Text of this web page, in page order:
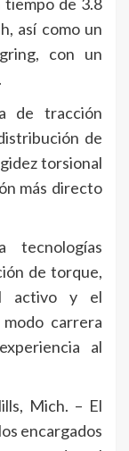
así como un
con un
de tracción
de
torsional
más directo
tecnologías
de torque,
activo y el
carrera
al
Mich. – El
encargados